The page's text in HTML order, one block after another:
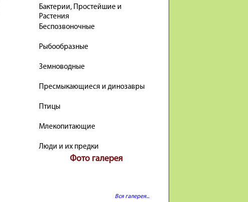
Бактерии, Простейшие и
Растения
Беспозвоночные
Рыбообразные
Земноводные
Пресмыкающиеся и динозавры
Птицы
Млекопитающие
Люди и их предки
Фото галерея
Вся галерея...